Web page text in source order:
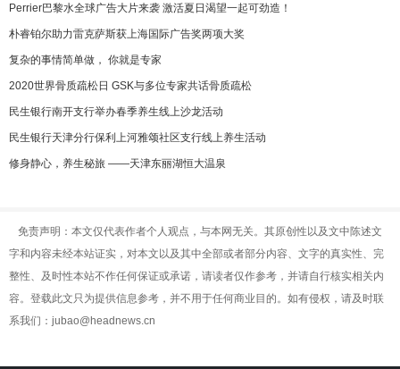
Perrier巴黎水全球广告大片来袭 激活夏日渴望一起可劲造！
朴睿铂尔助力雷克萨斯获上海国际广告奖两项大奖
复杂的事情简单做， 你就是专家
2020世界骨质疏松日 GSK与多位专家共话骨质疏松
民生银行南开支行举办春季养生线上沙龙活动
民生银行天津分行保利上河雅颂社区支行线上养生活动
修身静心，养生秘旅 ——天津东丽湖恒大温泉
免责声明：本文仅代表作者个人观点，与本网无关。其原创性以及文中陈述文
字和内容未经本站证实，对本文以及其中全部或者部分内容、文字的真实性、完
整性、及时性本站不作任何保证或承诺，请读者仅作参考，并请自行核实相关内
容。登载此文只为提供信息参考，并不用于任何商业目的。如有侵权，请及时联
系我们：jubao@headnews.cn